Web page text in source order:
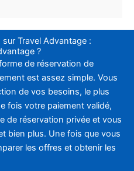
Travel Advantage :
?
de réservation de
est assez simple. Vous
de vos besoins, le plus
fois votre paiement validé,
de réservation privée et vous
bien plus. Une fois que vous
les offres et obtenir les